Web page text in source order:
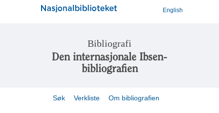
English
Bibliografi
Den internasjonale Ibsen-
bibliografien
Søk Verkliste Om bibliografien